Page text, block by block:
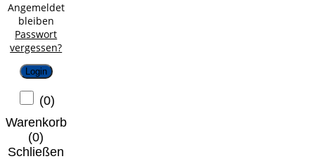
Angemeldet
bleiben
Passwort
vergessen?
Login
(0)
Warenkorb
(0)
Schließen